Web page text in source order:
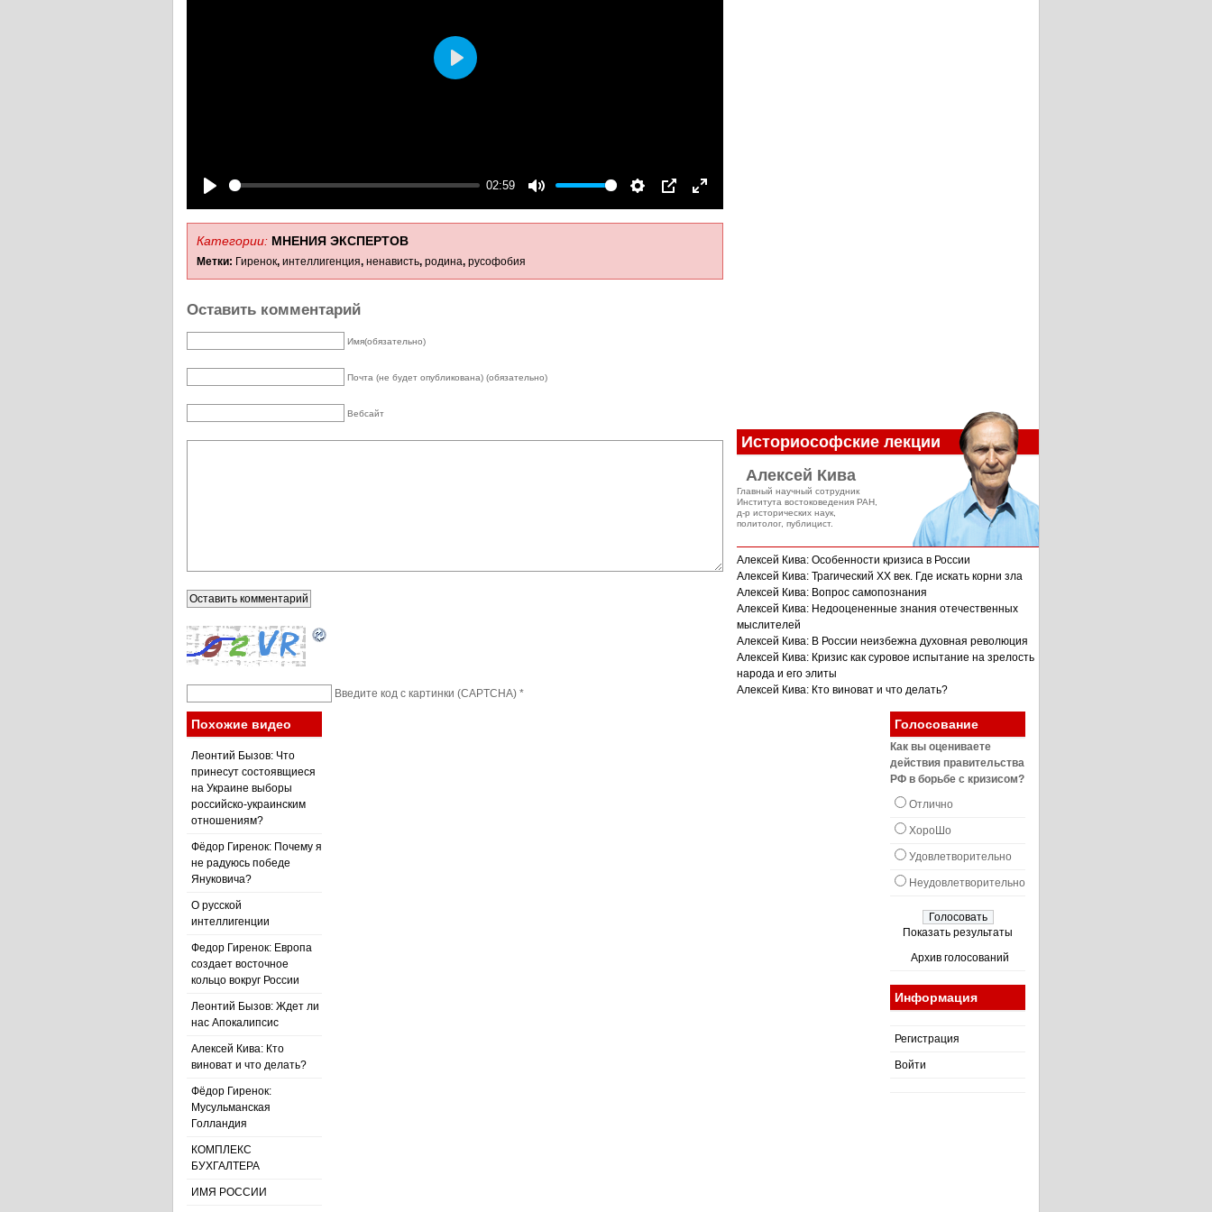
02:59
fullscreen
Play
Категории: МНЕНИЯ ЭКСПЕРТОВ
Метки: Гиренок, интеллигенция, ненависть, родина, русофобия
Оставить комментарий
Имя(обязательно)
Почта (не будет опубликована) (обязательно)
Вебсайт
Введите код с картинки (CAPTCHA) *
Историософские лекции
Алексей Кива
Главный научный сотрудник
Института востоковедения РАН,
д-р исторических наук,
политолог, публицист.
Алексей Кива: Особенности кризиса в России
Алексей Кива: Трагический XX век. Где искать корни зла
Алексей Кива: Вопрос самопознания
Алексей Кива: Недооцененные знания отечественных
мыслителей
Алексей Кива: В России неизбежна духовная революция
Алексей Кива: Кризис как суровое испытание на зрелость
народа и его элиты
Алексей Кива: Кто виноват и что делать?
Похожие видео
Леонтий Бызов: Что
принесут состоявщиеся
на Украине выборы
российско-украинским
отношениям?
Фёдор Гиренок: Почему я
не радуюсь победе
Януковича?
О русской
интеллигенции
Федор Гиренок: Европа
создает восточное
кольцо вокруг России
Леонтий Бызов: Ждет ли
нас Апокалипсис
Алексей Кива: Кто
виноват и что делать?
Фёдор Гиренок:
Мусульманская
Голландия
КОМПЛЕКС
БУХГАЛТЕРА
ИМЯ РОССИИ
Голосование
Как вы оцениваете
действия правительства
РФ в борьбе с кризисом?
Отлично
ХороШо
Удовлетворительно
Неудовлетворительно
Показать результаты
Архив голосований
Информация
Регистрация
Войти